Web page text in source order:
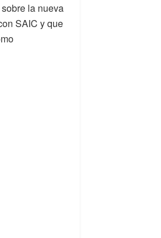
la nueva
SAIC y que